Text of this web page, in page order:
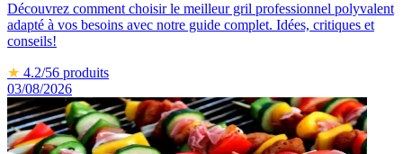
Découvrez comment choisir le meilleur gril professionnel polyvalent
adapté à vos besoins avec notre guide complet. Idées, critiques et
conseils!
★ 4.2/56 produits
03/08/2026